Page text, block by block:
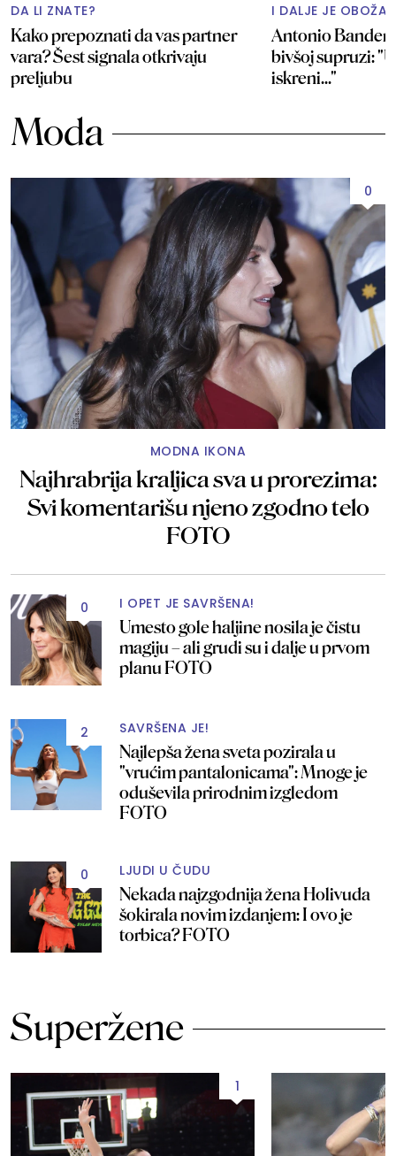
DA LI ZNATE?
Kako prepoznati da vas partner
vara? Šest signala otkrivaju
preljubu
I DALJE JE
Antonio
bivšoj supruzi:
iskreni..."
Moda
0
MODNA IKONA
Najhrabrija kraljica sva u prorezima:
Svi komentarišu njeno zgodno telo
FOTO
0 I OPET JE SAVRŠENA!
Umesto gole haljine nosila je čistu
magiju – ali grudi su i dalje u prvom
planu FOTO
2 SAVRŠENA JE!
Najlepša žena sveta pozirala u
"vrućim pantalonicama": Mnoge je
oduševila prirodnim izgledom
FOTO
0 LJUDI U ČUDU
Nekada najzgodnija žena Holivuda
šokirala novim izdanjem: I ovo je
torbica? FOTO
Superžene
1